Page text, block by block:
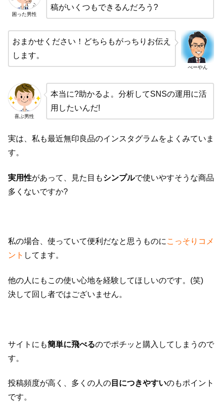
困った男性
稿がいくつもできるんだろう?
べーやん
おまかせください！どちらもがっちりお伝え
します。
喜ぶ男性
本当に?助かるよ。分析してSNSの運用に活
用したいんだ!
実は、私も最近無印良品のインスタグラムをよくみていま
す。
実用性があって、見た目もシンプルで使いやすそうな商品
多くないですか?
私の場合、使っていて便利だなと思うものに こっそりコメ
ント してます。
他の人にもこの使い心地を経験してほしいのです。(笑)
決して回し者ではございません。
サイトにも簡単に飛べるのでポチッと購入してしまうので
す。
投稿頻度が高く、多くの人の 目につきやすいのもポイント
です。